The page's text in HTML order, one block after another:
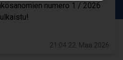
numero 1 / 2026
21:04 22. Maa 2026